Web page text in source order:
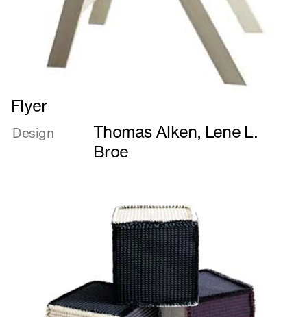
Læs
mere
om
Flyer
Design Thomas Alken, Lene L.
Broe